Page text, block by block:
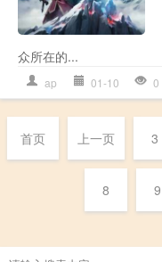
众所在的...
ap 01-10 0
首页 上一页 3
8 9